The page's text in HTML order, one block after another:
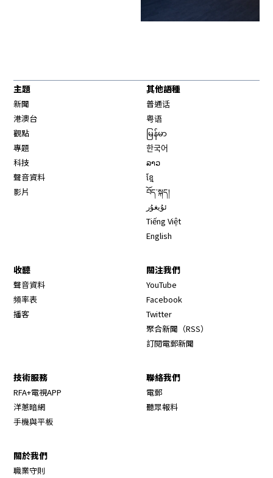
主題
新聞
港澳台
觀點
專題
科技
聲音資料
影片
其他語種
普通话
粤语
မြန်မာ
한국어
ລາວ
ខ្មែ
བོད་སྐད།
ئۇيغۇر
Tiếng Việt
English
收聽
聲音資料
頻率表
播客
關注我們
YouTube
Facebook
Twitter
聚合新聞（RSS）
訂閱電郵新聞
技術服務
RFA+電視APP
洋蔥暗網
手機與平板
聯絡我們
電郵
聽眾報料
關於我們
職業守則